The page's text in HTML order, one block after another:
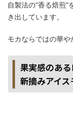
自製法の“香る焙煎
き出しています。
モカならではの華や
果実感のあ
新摘みアイ